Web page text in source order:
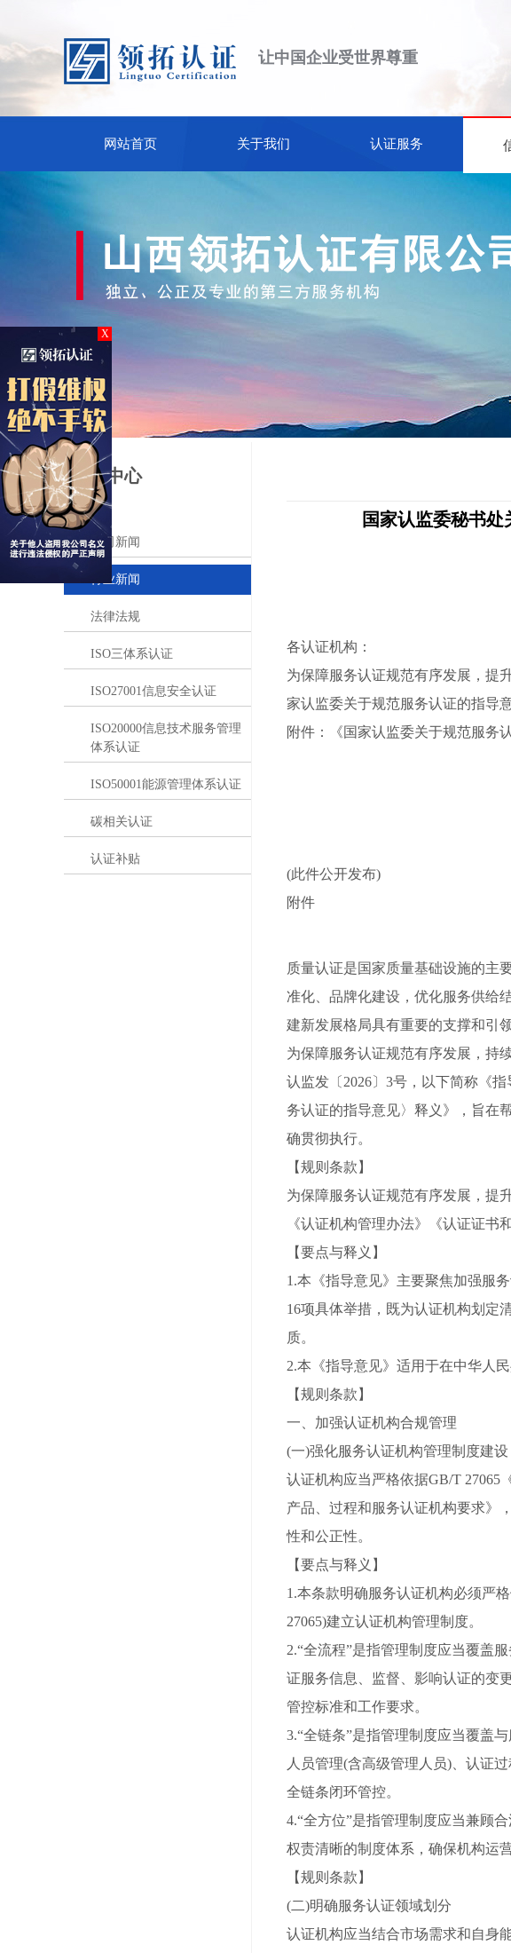
X
让中国企业受世界尊重
网站首页 关于我们 认证服务
信息中心
WORKS
公司新闻
行业新闻
法律法规
ISO三体系认证
ISO27001信息安全认证
ISO20000信息技术服务管理
体系认证
ISO50001能源管理体系认证
碳相关认证
认证补贴
国家认监委秘书
各认证机构：
为保障服务认证规范有序发展，提
家认监委关于规范服务认证的指导
附件：《国家认监委关于规范服务
(此件公开发布)
附件
质量认证是国家质量基础设施的主
准化、品牌化建设，优化服务供给
建新发展格局具有重要的支撑和引领
为保障服务认证规范有序发展，持
认监发〔2026〕3号，以下简称《
务认证的指导意见〉释义》，旨在
确贯彻执行。
【规则条款】
为保障服务认证规范有序发展，提
《认证机构管理办法》《认证证书
【要点与释义】
1.本《指导意见》主要聚焦加强服
16项具体举措，既为认证机构划定
质。
2.本《指导意见》适用于在中华人
【规则条款】
一、加强认证机构合规管理
(一)强化服务认证机构管理制度建设
认证机构应当严格依据GB/T 27065
产品、过程和服务认证机构要求》
性和公正性。
【要点与释义】
1.本条款明确服务认证机构必须严
27065)建立认证机构管理制度。
2.“全流程”是指管理制度应当覆盖
证服务信息、监督、影响认证的变
管控标准和工作要求。
3.“全链条”是指管理制度应当覆盖
人员管理(含高级管理人员)、认证
全链条闭环管控。
4.“全方位”是指管理制度应当兼顾
权责清晰的制度体系，确保机构运
【规则条款】
(二)明确服务认证领域划分
认证机构应当结合市场需求和自身